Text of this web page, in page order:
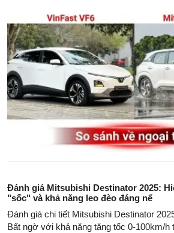
Đánh giá Mitsubishi Destinator 2025:
"sốc" và khả năng leo đèo đáng nể
Đánh giá chi tiết Mitsubishi Destinator
Bất ngờ với khả năng tăng tốc 0-100km/h